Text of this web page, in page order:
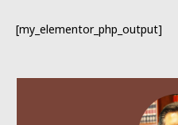
[my_elementor_php_output]